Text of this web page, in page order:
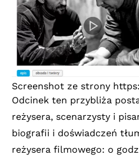
Screenshot ze strony
Odcinek ten przybliża
reżysera, scenarzysty i
biografii i doświadczeń
reżysera filmowego: o